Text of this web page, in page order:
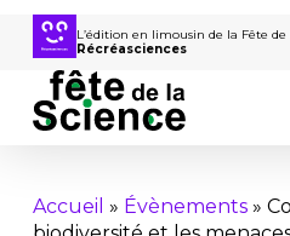
Passer
contenu
principal
L’édition en limousin de la Fête
Récréasciences
Accueil » Évènements»